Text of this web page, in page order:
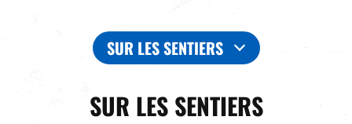
SUR LES SENTIERS
SUR LES SENTIERS